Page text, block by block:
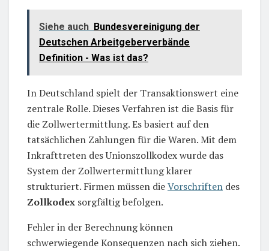
Siehe auch Bundesvereinigung der
Deutschen Arbeitgeberverbände
Definition - Was ist das?
In Deutschland spielt der Transaktionswert eine
zentrale Rolle. Dieses Verfahren ist die Basis für
die Zollwertermittlung. Es basiert auf den
tatsächlichen Zahlungen für die Waren. Mit dem
Inkrafttreten des Unionszollkodex wurde das
System der Zollwertermittlung klarer
strukturiert. Firmen müssen dieVorschriften des
Zollkodex sorgfältig befolgen.
Fehler in der Berechnung können
schwerwiegende Konsequenzen nach sich ziehen.